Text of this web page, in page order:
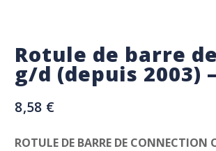
Rotule de barre
g/d (depuis 2003)
8,58 €
ROTULE DE BARRE DE CONNECTION